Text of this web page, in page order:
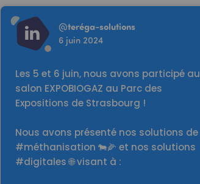
Read more
@teréga-solutions
6 juin 2024
Les 5 et 6 juin, nous avons participé au
salon EXPOBIOGAZ au Parc des
Expositions de Strasbourg !
Nous avons présenté nos solutions de
#méthanisation 🐄🌽 et nos solutions
#digitales 🌐 visant à :